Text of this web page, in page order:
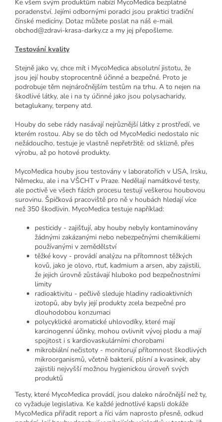
Ke všem svým produktům nabízí MycoMedica bezplatné
poradenství. Jejími odbornými poradci jsou praktici tradiční
čínské medicíny. Dotaz můžete poslat na náš e-mail
obchod@zdravi-krasa-darky.cz a my jej přepošleme.
Testování kvality
Stejně jako vy, chce mít i MycoMedica absolutní jistotu, že
jsou její houby stoprocentně účinné a bezpečné. Proto je
podrobuje těm nejnáročnějším testům na trhu. A to nejen na
škodlivé látky, ale i na ty účinné jako jsou polysacharidy,
betaglukany, terpeny atd.
Houby do sebe rády nasávají nejrůznější látky z prostředí, ve
kterém rostou. Aby se do těch od MycoMedici nedostalo nic
nežádoucího, testuje je vlastně nepřetržitě: od sklizně, přes
výrobu, až po hotové produkty.
MycoMedica houby jsou testovány v laboratořích v USA, Irsku,
Německu, ale i na VŠCHT v Praze. Nedělají namátkové testy,
ale poctivě ve všech fázích procesu testují veškerou houbovou
surovinu. Špičková pracoviště pro ně v houbách hledají více
než 350 škodlivin. MycoMedica testuje například:
pesticidy - zajišťují, aby houby nebyly kontaminovány
žádnými zakázanými nebo nebezpečnými chemikáliemi
používanými v zemědělství
těžké kovy - provádí analýzu na přítomnost těžkých
kovů, jako je olovo, rtuť, kadmium a arsen, aby zajistili,
že jejich úrovně zůstávají hluboko pod bezpečnostními
limity
radioaktivitu - pečlivě sleduje hladiny radioaktivních
izotopů, aby byly její produkty zcela bezpečné pro
dlouhodobou konzumaci
polycyklické aromatické uhlovodíky, které mají
karcinogenní účinky, mohou ovlivnit vývoj plodu a mají
spojitost i s kardiovaskulárními chorobami
mikrobiální nečistoty - monitorují přítomnost škodlivých
mikroorganismů, včetně bakterií, plísní a kvasinek, aby
zajistili nejvyšší možnou hygienickou úroveň svých
produktů
Testy, které MycoMedica provádí, jsou daleko náročnější než ty,
co vyžaduje legislativa. Ke každé jednotlivé kapsli dokáže
MycoMedica přiřadit report a říci vám naprosto přesně, odkud